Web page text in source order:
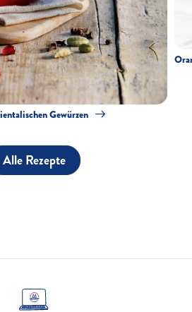
Gewürzen
Alle Rezepte